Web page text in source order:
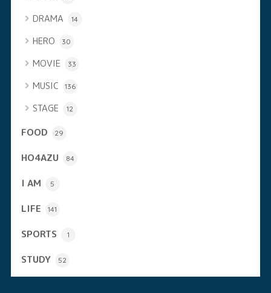
DRAMA 14
HERO 30
MOVIE 33
MUSIC 136
STAGE 12
FOOD 29
HO4AZU 84
I AM 5
LIFE 141
SPORTS 1
STUDY 52